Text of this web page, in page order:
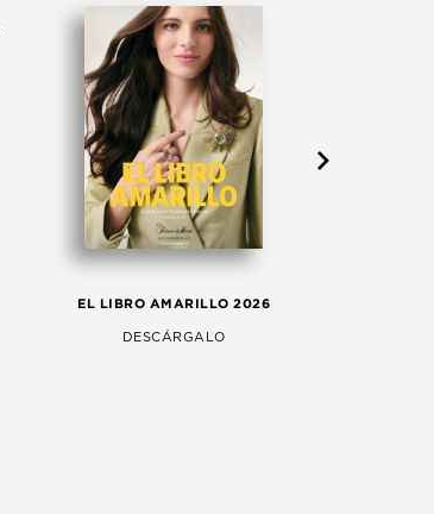
EL LIBRO AMARILLO 2026
DESCÁRGALO